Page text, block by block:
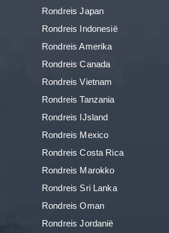
Rondreis Japan
Rondreis Indonesië
Rondreis Amerika
Rondreis Canada
Rondreis Vietnam
Rondreis Tanzania
Rondreis IJsland
Rondreis Mexico
Rondreis Costa Rica
Rondreis Marokko
Rondreis Sri Lanka
Rondreis Oman
Rondreis Jordanië